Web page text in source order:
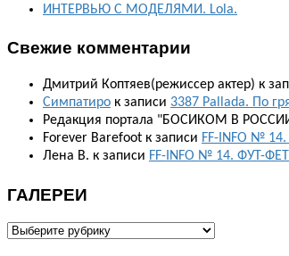
ИНТЕРВЬЮ С МОДЕЛЯМИ. Lola.
Свежие комментарии
Дмитрий Коптяев(режиссер актер) к
Симпатиро к записи 3387 Pallada. По
Редакция портала "БОСИКОМ В
Forever Barefoot к записи FF-INFO №
Лена В. к записи FF-INFO № 14. ФУТ-
ГАЛЕРЕИ
ГАЛЕРЕИ